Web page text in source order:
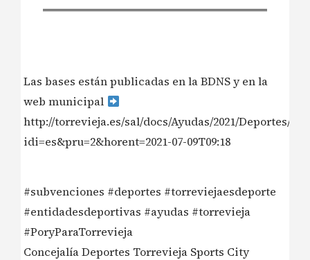
Las bases están publicadas en la BDNS y en la
web municipal
http://torrevieja.es/sal/docs/Ayudas/2021/Deportes/
idi=es&pru=2&horent=2021-07-09T09:18
#subvenciones #deportes #torreviejaesdeporte
#entidadesdeportivas #ayudas #torrevieja
#PoryParaTorrevieja
Concejalía Deportes Torrevieja Sports City